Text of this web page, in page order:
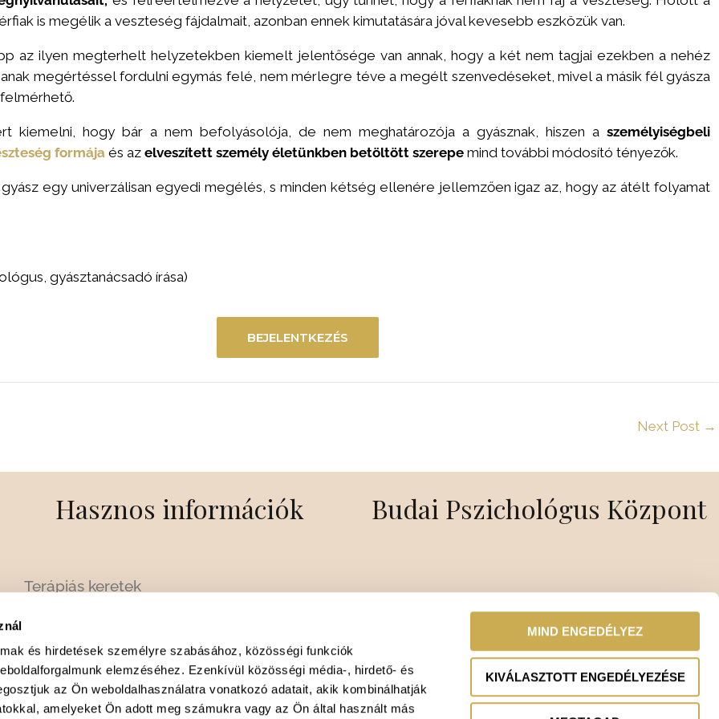
és hirdetések személyre szabásához, közösségi funkciók
elemzéséhez. Ezenkívül közösségi média-, hirdető- és
az Ön weboldalhasználatra vonatkozó adatait, akik kombinálhatják
amelyeket Ön adott meg számukra vagy az Ön által használt más
MIND ENGEDÉLYEZ
KIVÁLASZTOTT ENGEDÉLYEZÉSE
is megélik a veszteség fájdalmait, azonban ennek kimutatására jóval kevesebb eszközük van.
az ilyen megterhelt helyzetekben kiemelt jelentősége van annak, hogy a két nem tagjai ezekben a nehéz
megértéssel fordulni egymás felé, nem mérlegre téve a megélt szenvedéseket, mivel a másik fél gyásza
kiemelni, hogy bár a nem befolyásolója, de nem meghatározója a gyásznak, hiszen a személyiségbeli
formája és az elveszített személy életünkben betöltött szerepemind további módosító tényezők.
gyász egy univerzálisan egyedi megélés, s minden kétség ellenére jellemzően igaz az, hogy az átélt folyamat
gyásztanácsadó írása)
BEJELENTKEZÉS
Next Post →
Hasznos információk
Terápiás keretek
Kollégák
Szakterületek
Karrierlehetőség
Budai Pszichológus Központ